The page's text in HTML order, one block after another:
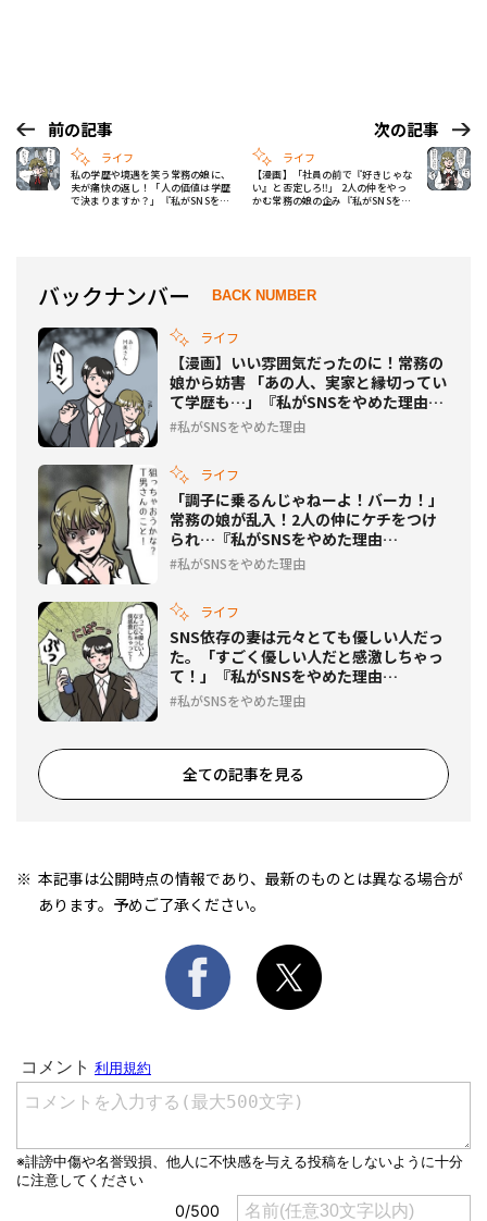
前の記事
ライフ
私の学歴や境遇を笑う常務の娘に、
夫が痛快の返し！「人の価値は学歴
で決まりますか？」『私がSNSをや
次の記事
ライフ
【漫画】「社員の前で『好きじゃな
い』と否定しろ‼︎」 2人の仲をやっ
かむ常務の娘の企み『私がSNSをや
バックナンバー BACK NUMBER
ライフ
【漫画】いい雰囲気だったのに！常務の
娘から妨害 「あの人、実家と縁切ってい
て学歴も…」『私がSNSをやめた理由
Vol.175』
私がSNSをやめた理由
ライフ
「調子に乗るんじゃねーよ！バーカ！」
常務の娘が乱入！2人の仲にケチをつけ
られ…『私がSNSをやめた理由
Vol.174』
私がSNSをやめた理由
ライフ
SNS依存の妻は元々とても優しい人だっ
た。「すごく優しい人だと感激しちゃっ
て！」『私がSNSをやめた理由
Vol.173』
私がSNSをやめた理由
全ての記事を見る
本記事は公開時点の情報であり、最新のものとは異なる場合が
あります。予めご了承ください。